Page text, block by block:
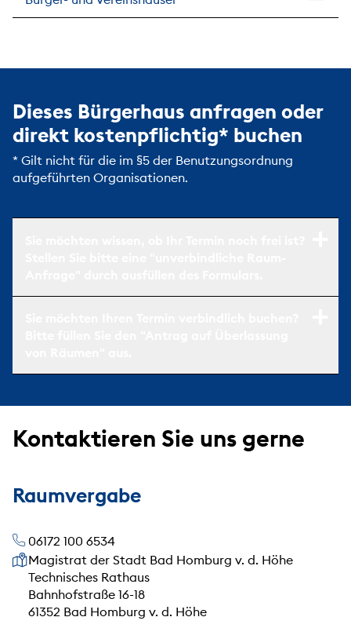
Dieses Bürgerhaus anfragen oder
direkt kostenpflichtig* buchen
* Gilt nicht für die im §5 der Benutzungsordnung
aufgeführten Organisationen.
Kontaktieren Sie uns gerne
Raumvergabe
06172 100 6534
Unsere Anschrift
Magistrat der Stadt Bad Homburg v. d. Höhe
Technisches Rathaus
Bahnhofstraße 16-18
61352 Bad Homburg v. d. Höhe